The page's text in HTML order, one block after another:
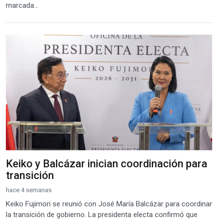
marcada...
Keiko y Balcázar inician coordinación para
transición
hace 4 semanas
Keiko Fujimori se reunió con José María Balcázar para coordinar
la transición de gobierno. La presidenta electa confirmó que